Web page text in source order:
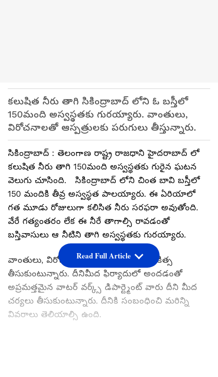
కలుషిత నీరు తాగి సికింద్రాబాద్ లోని ఓ బస్తీలో
150మంది అస్వస్థతకు గురయ్యారు. వాంతులు,
విరోచనాలతో ఆస్పత్రులకు పరుగులు తీస్తున్నారు.
సికింద్రాబాద్ : తెలంగాణ రాష్ట్ర రాజధాని హైదరాబాద్ లో
కలుషిత నీరు తాగి 150మంది అస్వస్థతకు గురైన ఘటన
వెలుగు చూసింది. సికింద్రాబాద్ లోని చింత బావి బస్తీలో
150 మందికి తీవ్ర అస్వస్థత పాలయ్యారు. ఈ ఏరియాలో
గత మూడు రోజులుగా కలిసిత నీరు సరఫరా అవుతోంది.
వేరే గత్యంతరం లేక ఈ నీరే తాగాల్సి రావడంతో
బస్తివాసులు ఆ నీటిని తాగి అస్వస్థతకు గురయ్యారు.
వాంతులు, విరోచనాలలో ఆసుపత్రిలో చేరి చికిత్స
తీసుకుంటున్నారు. దీనిమీద ఫిర్యాదులో అందడంతో
అప్రమత్తమైన వాటర్ వర్క్స్ డిపార్ట్మెంట్ వారు దీని మీద
చర్యలు తీసుకుంటున్నారు. దీనికి సంబంధించి మరిన్ని
వివరాలు తెలియాల్సి ఉంది.
Read Full Article